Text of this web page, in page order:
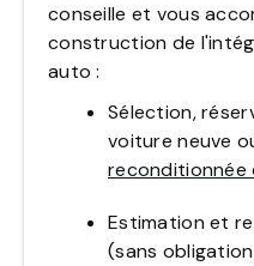
conseille et vous
construction de
auto :
Sélection,
voiture neuve
reconditionnée
Estimation et
(sans